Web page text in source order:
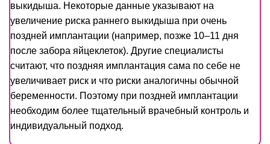
выкидыша. Некоторые данные указывают на
увеличение риска раннего выкидыша при очень
поздней имплантации (например, позже 10–11 дня
после забора яйцеклеток). Другие специалисты
считают, что поздняя имплантация сама по себе не
увеличивает риск и что риски аналогичны обычной
беременности. Поэтому при поздней имплантации
необходим более тщательный врачебный контроль и
индивидуальный подход.